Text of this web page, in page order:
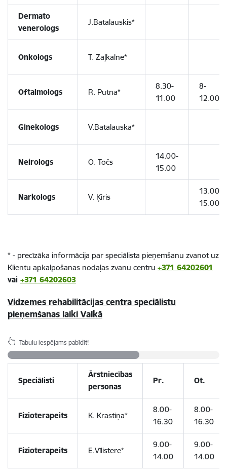
Dermato
venerologs
J.Batalauskis*
Onkologs T. Zaļkalne*
Oftalmologs R. Putna*
8.30-
11.00
8-
12.00
Ginekologs V.Batalauska*
Neirologs O. Točs
14.00-
15.00
Narkologs V. Ķiris
13.00-
15.00
* - precīzāka informācija par speciālista pieņemšanu zvanot uz
Klientu apkalpošanas nodaļas zvanu centru +371 64202601
vai +371 64202603
Vidzemes rehabilitācijas centra speciālistu
pieņemšanas laiki Valkā
Tabulu iespējams pabīdīt!
Speciālisti
Ārstniecības
personas
Pr. Ot.
Fizioterapeits K. Krastiņa*
8.00-
16.30
8.00-
16.30
Fizioterapeits E.Vīlistere*
9.00-
14.00
9.00-
14.00